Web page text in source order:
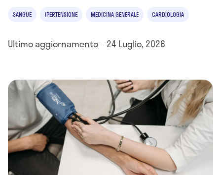
SANGUE IPERTENSIONE MEDICINA GENERALE CARDIOLOGIA
Ultimo aggiornamento – 24 Luglio, 2026